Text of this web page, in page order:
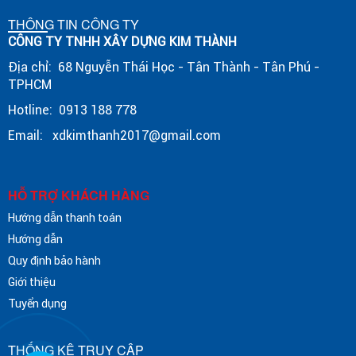
THÔNG TIN CÔNG TY
CÔNG TY TNHH XÂY DỰNG KIM THÀNH
Địa chỉ: 68 Nguyễn Thái Học - Tân Thành - Tân Phú -
TPHCM
Hotline: 0913 188 778
Email: xdkimthanh2017@gmail.com
HỖ TRỢ KHÁCH HÀNG
Hướng dẫn thanh toán
Hướng dẫn
Quy định bảo hành
Giới thiệu
Tuyển dụng
THỐNG KÊ TRUY CẬP